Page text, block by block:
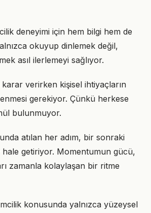
deneyimi için hem bilgi hem de
okuyup dinlemek değil,
asıl ilerlemeyi sağlıyor.
karar verirken kişisel ihtiyaçların
gerekiyor. Çünkü herkese
bulunmuyor.
atılan her adım, bir sonraki
hale getiriyor. Momentumun gücü,
zamanla kolaylaşan bir ritme
konusunda yalnızca yüzeysel